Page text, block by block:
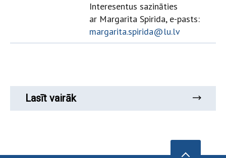
Interesentus sazināties
ar Margarita Spirida, e-pasts:
margarita.spirida@lu.lv
Lasīt vairāk